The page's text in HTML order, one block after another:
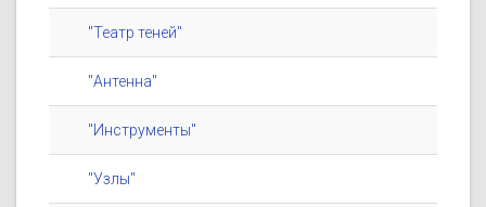
"Театр теней"
"Антенна"
"Инструменты"
"Узлы"